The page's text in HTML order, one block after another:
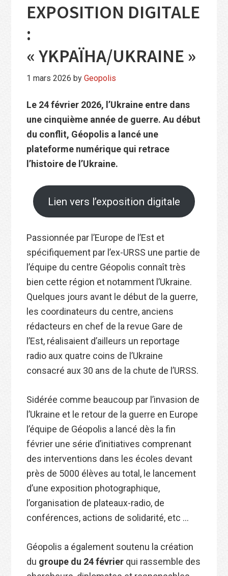
EXPOSITION DIGITALE
:
« YKPAÏHA/UKRAINE »
1 mars 2026 byGeopolis
Le 24 février 2026, l’Ukraine entre dans
une cinquième année de guerre. Au début
du conflit, Géopolis a lancé une
plateforme numérique qui retrace
l’histoire de l’Ukraine.
Lien vers l’exposition digitale
Passionnée par l’Europe de l’Est et
spécifiquement par l’ex-URSS une partie de
l’équipe du centre Géopolis connaît très
bien cette région et notamment l’Ukraine.
Quelques jours avant le début de la guerre,
les coordinateurs du centre, anciens
rédacteurs en chef de la revue Gare de
l’Est, réalisaient d’ailleurs un reportage
radio aux quatre coins de l’Ukraine
consacré aux 30 ans de la chute de l’URSS.
Sidérée comme beaucoup par l’invasion de
l’Ukraine et le retour de la guerre en Europe
l’équipe de Géopolis a lancé dès la fin
février une série d’initiatives comprenant
des interventions dans les écoles devant
près de 5000 élèves au total, le lancement
d’une exposition photographique,
l’organisation de plateaux-radio, de
conférences, actions de solidarité, etc …
Géopolis a également soutenu la création
du groupe du 24 février qui rassemble des